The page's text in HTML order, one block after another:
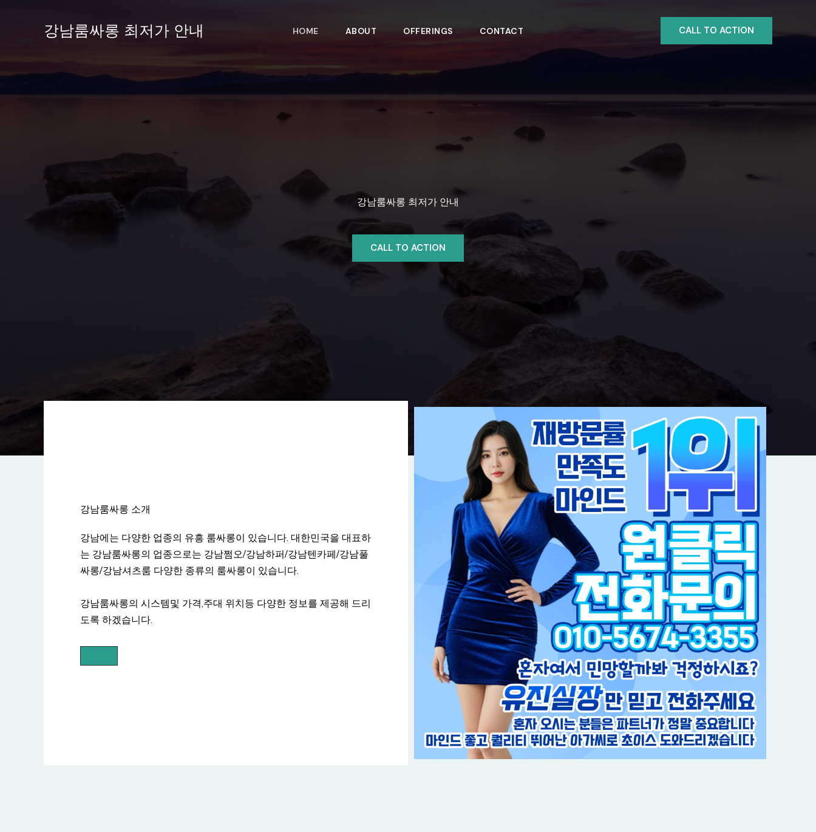
건
강남룸싸롱 최저가 안내 HOME ABOUT OFFERINGS CONTACT CALL TO ACTION
강남룸싸롱 최저가 안내
CALL TO ACTION
강남룸싸롱 소개
강남에는 다양한 업종의 유흥 룸싸롱이 있습니다. 대한민국을 대표하
는 강남룸싸롱의 업종으로는 강남쩜오/강남하퍼/강남텐카페/강남풀
싸롱/강남셔츠룸 다양한 종류의 룸싸롱이 있습니다.
강남룸싸롱의 시스템및 가격,주대 위치등 다양한 정보를 제공해 드리
도록 하겠습니다.